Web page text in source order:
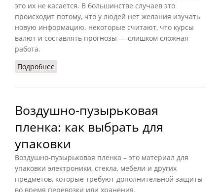
это их не касается. В большинстве случаев это
происходит потому, что у людей нет желания изучать
новую информацию. некоторые считают, что курсы
валют и составлять прогнозы — слишком сложная
работа.
Подробнее
Воздушно-пузырьковая
пленка: как выбрать для
упаковки
Воздушно-пузырьковая пленка – это материал для
упаковки электроники, стекла, мебели и других
предметов, которые требуют дополнительной защиты
во время перевозки или хранения.